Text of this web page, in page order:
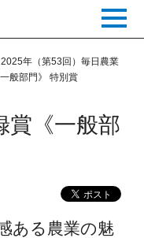
toggle
2025年（第53回）毎日農業
般部門》 特別賞
賞《一般部
ある農業の魅